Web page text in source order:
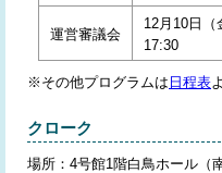
運営審議会
12月10日（
17:30
※その他プログラムは 日程表
クローク
場所：4号館1階白鳥ホール（南